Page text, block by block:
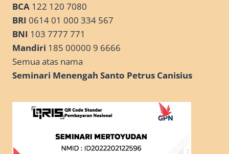
BCA 122 120 7080
BRI 0614 01 000 334 567
BNI 103 7777 771
Mandiri 185 00000 9 6666
Semua atas nama
Seminari Menengah Santo Petrus Canisius